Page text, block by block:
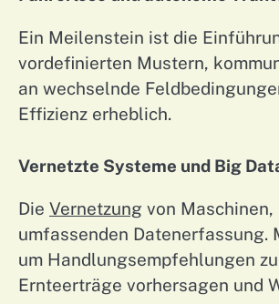
Ein Meilenstein ist die
vordefinierten Mustern,
an wechselnde
Effizienz erheblich.
Vernetzte Systeme und Big
Die Vernetzung von
umfassenden Datenerfassung.
um Handlungsempfehlungen
Ernteerträge vorhersagen und